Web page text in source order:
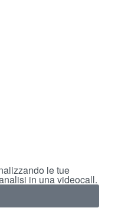
le tue
in una videocall.